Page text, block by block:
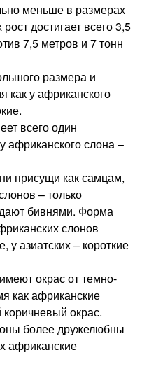
меньше в размерах
достигает всего 3,5
7,5 метров и 7 тонн
размера и
как у африканского
всего один
африканского слона –
присущи как самцам,
– только
бивнями. Форма
слонов
у азиатских – короткие
окрас от темно-
как африканские
окрас.
более дружелюбны
африканские